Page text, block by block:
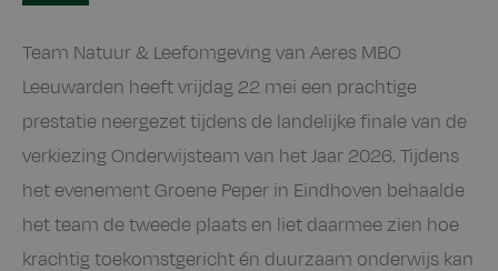
Team Natuur & Leefomgeving van Aeres MBO
Leeuwarden heeft vrijdag 22 mei een prachtige
prestatie neergezet tijdens de landelijke finale van de
verkiezing Onderwijsteam van het Jaar 2026. Tijdens
het evenement Groene Peper in Eindhoven behaalde
het team de tweede plaats en liet daarmee zien hoe
krachtig toekomstgericht én duurzaam onderwijs kan